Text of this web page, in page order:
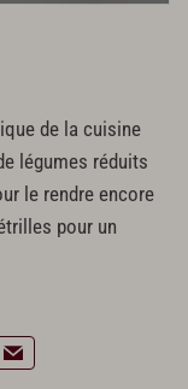
de la cuisine
légumes réduits
le rendre encore
pour un